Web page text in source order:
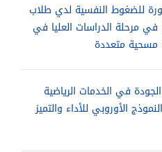
للضغوط النفسية لدي طلاب
في مرحلة الدراسات العليا في
مسحية متعددة
في الخدمات الرياضية
الأوروبي للأداء والتميز